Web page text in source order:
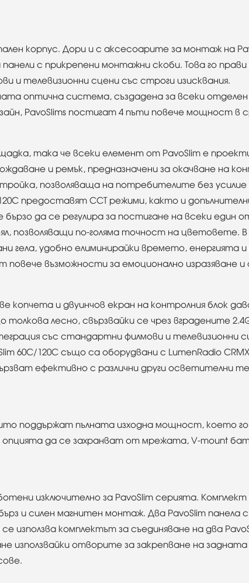
корпус. Дори и с аксесоарите за монтаж на
с прикрепени монтажни скоби. Това го
и телевизионни сцени със строги изисквания.
оптична система, създадена за всеки
PavoSlims постигат 4 пъти повече мощност в
така че всеки елемент от PavoSlim е
и ремък, предназначени за окачване на
позволяваща на потребителите без
предоставят CCT режими, както и
да се регулира за постигане на всеки един
позволяващи по-голяма точност на цветовете. В
гела, удобно елиминирайки времето, енергията
повече възможности за емоционално изразяване
копчета и двуинчов екран на контролния блок
лесно, свързвайки се чрез вградените
със стандартни филмови и телевизионни
60C/120C също са оборудвани с LumenRadio
ефективно с различни други осветителни
поддържат пълната изходна мощност, което
опцията да се захранват от мрежата, V-mount
изключително за PavoSlim серията.
бърз и силен магнитен монтаж. Два PavoSlim
използва комплектът за съединяване на два
използвайки отворите за закрепване на